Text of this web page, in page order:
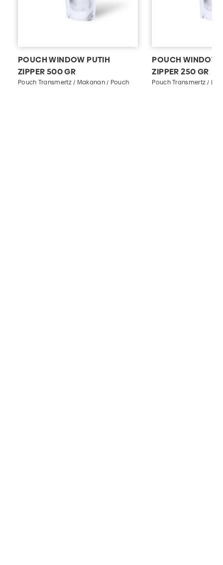
POUCH WINDOW PUTIH
ZIPPER 500 GR
Pouch Transmertz / Makanan / Pouch
POUCH WINDOW
ZIPPER 250 GR
Pouch Transmertz /